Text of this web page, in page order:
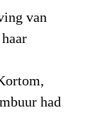
van
had